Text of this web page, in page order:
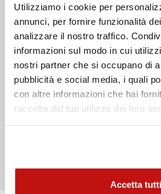
Utilizziamo i cookie per
annunci, per fornire funzionalità
analizzare il nostro traffico.
informazioni sul modo in cui
nostri partner che si occupano di
pubblicità e social media, i quali
con altre informazioni che hai
raccolto dal tuo utilizzo dei loro
Accetta tutti
Messaggio